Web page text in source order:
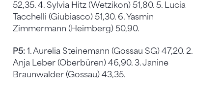
52,35. 4. Sylvia Hitz (Wetzikon) 51,80. 5. Lucia
Tacchelli (Giubiasco) 51,30. 6. Yasmin
Zimmermann (Heimberg) 50,90.
P5: 1. Aurelia Steinemann (Gossau SG) 47,20. 2.
Anja Leber (Oberbüren) 46,90. 3. Janine
Braunwalder (Gossau) 43,35.